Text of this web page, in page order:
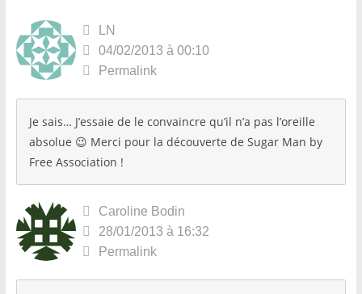
LN
04/02/2013 à 00:10
Permalink
Je sais… J’essaie de le convaincre qu’il n’a pas l’oreille
absolue 😉 Merci pour la découverte de Sugar Man by
Free Association !
Caroline Bodin
28/01/2013 à 16:32
Permalink